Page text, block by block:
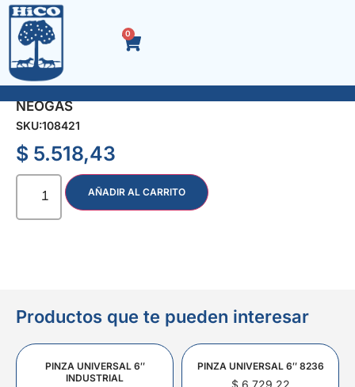
0
REGULADOR P/GARRAFA SIN/ M – APROB
NEOGAS
SKU:108421
$ 5.518,43
AÑADIR AL CARRITO
Productos que te pueden interesar
PINZA UNIVERSAL 6″
INDUSTRIAL
PINZA UNIVERSAL 6″ 8236
$6.729,22